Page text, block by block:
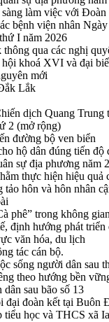
làm việc với Đoàn
bệnh viện nhân
I năm 2026
qua các nghị
hội khoá XVI và đại
mới
Lắk
dịch Quang
2 (mở rộng)
đường bộ ven biển
hộ dân đúng tiến độ
sự địa phương năm
thực hiện hiệu quả
hôn và hôn nhân
phê” trong không
định hướng phát triển
văn hóa, du lịch
tác cán bộ.
sống người dân sau
theo hướng bền
sau bão số 13
đoàn kết tại Buôn
học và THCS xã